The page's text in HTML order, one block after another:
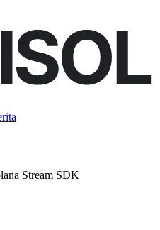
Stream SDK